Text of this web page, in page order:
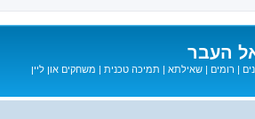
העבר
| רומים | שאילתא | תמיכה טכנית | משחקים און ליין